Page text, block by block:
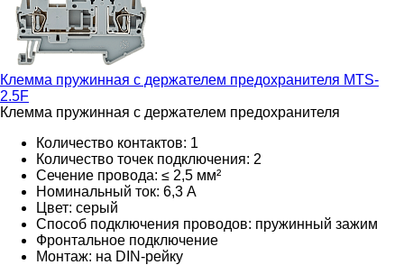
Клемма пружинная с держателем предохранителя MTS-
2.5F
Клемма пружинная с держателем предохранителя
Количество контактов: 1
Количество точек подключения: 2
Сечение провода: ≤ 2,5 мм²
Номинальный ток: 6,3 А
Цвет: серый
Способ подключения проводов: пружинный зажим
Фронтальное подключение
Монтаж: на DIN-рейку